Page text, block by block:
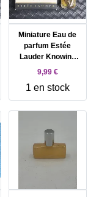
Miniature Eau de
parfum Estée
Lauder Knowing
5ml
9,99 €
1 en stock